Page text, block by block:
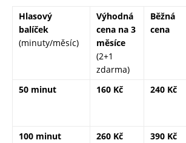
Hlasový
balíček
(minuty/měsíc)
Výhodná
cena na 3
měsíce
(2+1
zdarma)
Běžná
cena
50 minut 160 Kč 240 Kč
100 minut
260 Kč 390 Kč